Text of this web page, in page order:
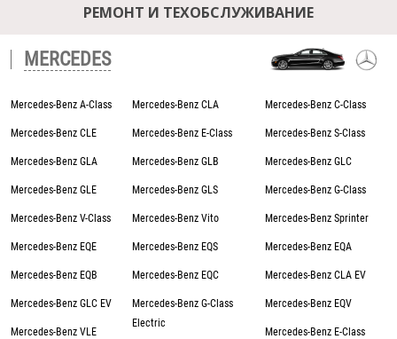
РЕМОНТ И ТЕХОБСЛУЖИВАНИЕ
MERCEDES
Mercedes-Benz A-Class
Mercedes-Benz CLE
Mercedes-Benz GLA
Mercedes-Benz GLE
Mercedes-Benz V-Class
Mercedes-Benz EQE
Mercedes-Benz EQB
Mercedes-Benz GLC EV
Mercedes-Benz VLE
Mercedes-Benz CLA
Mercedes-Benz E-Class
Mercedes-Benz GLB
Mercedes-Benz GLS
Mercedes-Benz Vito
Mercedes-Benz EQS
Mercedes-Benz EQC
Mercedes-Benz G-Class
Electric
Mercedes-Benz C-Class
Mercedes-Benz S-Class
Mercedes-Benz GLC
Mercedes-Benz G-Class
Mercedes-Benz Sprinter
Mercedes-Benz EQA
Mercedes-Benz CLA EV
Mercedes-Benz EQV
Mercedes-Benz E-Class